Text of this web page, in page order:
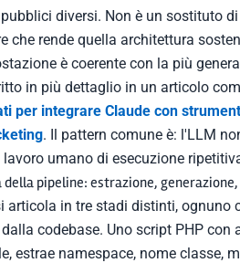
diversi. Non è un sostituto
che rende quella architettura
è coerente con la più
in più dettaglio in un articolo
per integrare Claude con
. Il pattern comune è: l'LLM
umano di esecuzione
pipeline: estrazione,
articola in tre stadi distinti, ognuno
dalla codebase. Uno script PHP
estrae namespace, nome classe,